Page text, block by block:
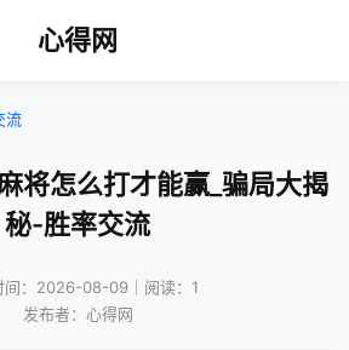
心得网
流
将怎么打才能赢_骗局大揭
秘-胜率交流
间：2026-08-09｜阅读：1
发布者：心得网